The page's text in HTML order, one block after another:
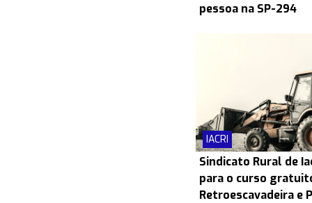
pessoa na SP-294
IACRI
Sindicato Rural de
para o curso
Retroescavadeira e